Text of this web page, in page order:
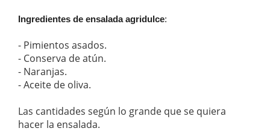
Ingredientes de ensalada agridulce:
- Pimientos asados.
- Conserva de atún.
- Naranjas.
- Aceite de oliva.
Las cantidades según lo grande que se quiera
hacer la ensalada.